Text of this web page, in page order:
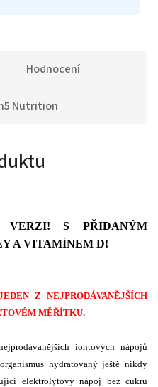
Hodnocení
Nutrition
VERZI! S PŘIDANÝM
A VITAMÍNEM D!
Z NEJPRODÁVANĚJŠÍCH
MĚŘÍTKU.
iontových nápojů
hydratovaný ještě nikdy
elektrolytový nápoj bez cukru